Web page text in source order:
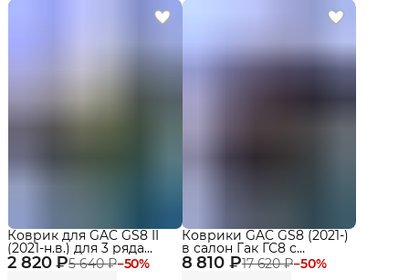
2 820 ₽5 640 ₽−50%
Коврик для GAC GS8 II
(2021-н.в.) для 3 ряда
сидений Premium 8 810 ₽17 620 ₽−50%
Коврики GAC GS8 (2021-)
в салон Гак ГС8 с
бортиками, эва, eva